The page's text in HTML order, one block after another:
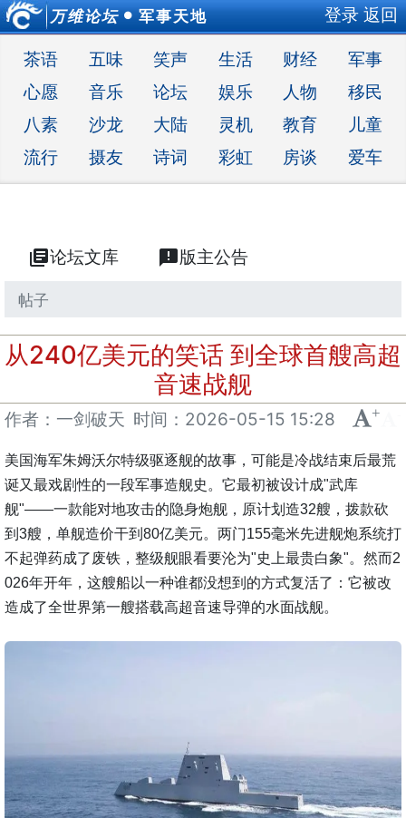
万维论坛 ● 军事天地 登录 返回
茶语 五味 笑声 生活 财经
军事
心愿
音乐 论坛 娱乐 人物
移民
八素
沙龙 大陆 灵机 教育
儿童
流行
摄友 诗词 彩虹 房谈 爱车
library_books论坛文库 announcement版主公告
帖子
从240亿美元的笑话 到全球首艘高超
音速战舰
作者：一剑破天 时间： 2026-05-15 15:28 +
美国海军朱姆沃尔特级驱逐舰的故事，可能是冷战结束后最荒
诞又最戏剧性的一段军事造舰史。它最初被设计成"武库
舰"——一款能对地攻击的隐身炮舰，原计划造32艘，拨款砍
到3艘，单舰造价干到80亿美元。两门155毫米先进舰炮系统打
不起弹药成了废铁，整级舰眼看要沦为"史上最贵白象"。然而2
026年开年，这艘船以一种谁都没想到的方式复活了：它被改
造成了全世界第一艘搭载高超音速导弹的水面战舰。